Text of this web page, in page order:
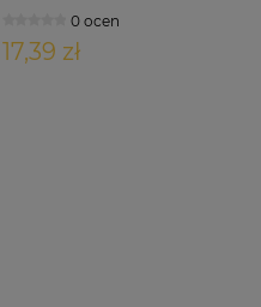
0 ocen
17,39 zł